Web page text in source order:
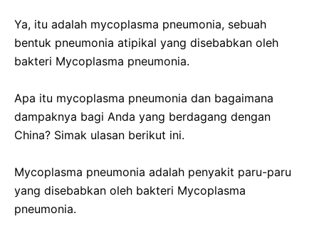
Ya, itu adalah mycoplasma pneumonia, sebuah
bentuk pneumonia atipikal yang disebabkan oleh
bakteri Mycoplasma pneumonia.
Apa itu mycoplasma pneumonia dan bagaimana
dampaknya bagi Anda yang berdagang dengan
China? Simak ulasan berikut ini.
Mycoplasma pneumonia adalah penyakit paru-paru
yang disebabkan oleh bakteri Mycoplasma
pneumonia.